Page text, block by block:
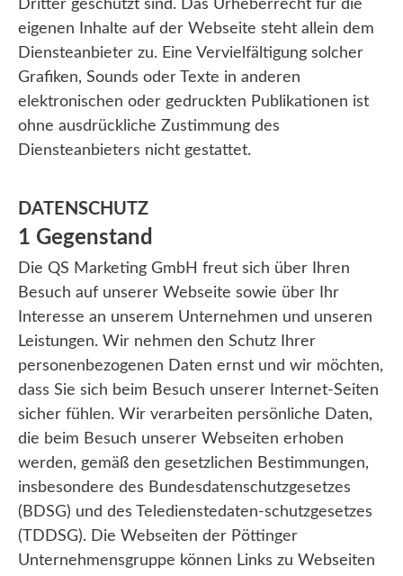
Dritter geschützt sind. Das Urheberrecht für die
eigenen Inhalte auf der Webseite steht allein dem
Diensteanbieter zu. Eine Vervielfältigung solcher
Grafiken, Sounds oder Texte in anderen
elektronischen oder gedruckten Publikationen ist
ohne ausdrückliche Zustimmung des
Diensteanbieters nicht gestattet.
DATENSCHUTZ
1 Gegenstand
Die QS Marketing GmbH freut sich über Ihren
Besuch auf unserer Webseite sowie über Ihr
Interesse an unserem Unternehmen und unseren
Leistungen. Wir nehmen den Schutz Ihrer
personenbezogenen Daten ernst und wir möchten,
dass Sie sich beim Besuch unserer Internet-Seiten
sicher fühlen. Wir verarbeiten persönliche Daten,
die beim Besuch unserer Webseiten erhoben
werden, gemäß den gesetzlichen Bestimmungen,
insbesondere des Bundesdatenschutzgesetzes
(BDSG) und des Teledienstedaten-schutzgesetzes
(TDDSG). Die Webseiten der Pöttinger
Unternehmensgruppe können Links zu Webseiten